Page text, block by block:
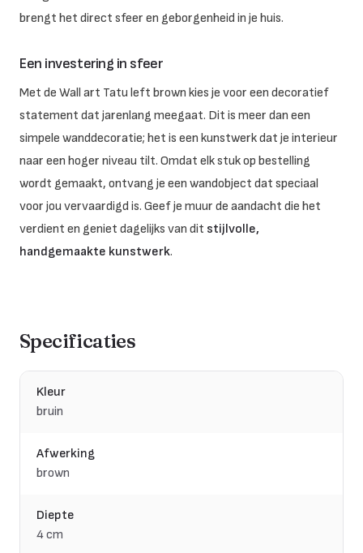
brengt het direct sfeer en geborgenheid in je huis.
Een investering in sfeer
Met de Wall art Tatu left brown kies je voor een decoratief
statement dat jarenlang meegaat. Dit is meer dan een
simpele wanddecoratie; het is een kunstwerk dat je interieur
naar een hoger niveau tilt. Omdat elk stuk op bestelling
wordt gemaakt, ontvang je een wandobject dat speciaal
voor jou vervaardigd is. Geef je muur de aandacht die het
verdient en geniet dagelijks van dit stijlvolle,
handgemaakte kunstwerk.
Specificaties
Kleur
bruin
Afwerking
brown
Diepte
4 cm